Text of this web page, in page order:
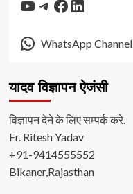
YouTube
Telegram
Facebook
LinkedIn
WhatsApp Channel
यादव विज्ञापन ऐजंसी
विज्ञापन देने के लिए सम्पर्क करे.
Er. Ritesh Yadav
+91-9414555552
Bikaner,Rajasthan